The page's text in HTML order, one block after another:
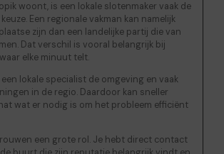
woont, is een lokale slotenmaker vaak de
Een regionale vakman kan namelijk
zijn dan een landelijke partij die van
Dat verschil is vooral belangrijk bij
elke minuut telt.
lokale specialist de omgeving en vaak
in de regio. Daardoor kan sneller
wat er nodig is om het probleem efficiënt
een grote rol. Je hebt direct contact